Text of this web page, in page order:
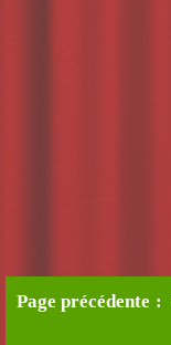
Page précédente